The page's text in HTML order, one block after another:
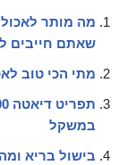
מה מותר
שאתם חייבים
מתי הכי טוב
במשקל
בישול בריא